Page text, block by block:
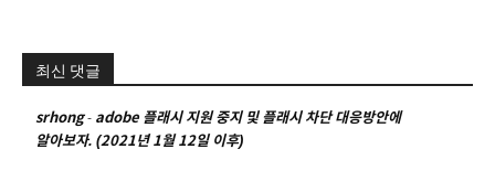
최신 댓글
srhong- adobe 플래시 지원 중지 및 플래시 차단 대응방안에
알아보자. (2021년 1월 12일 이후)